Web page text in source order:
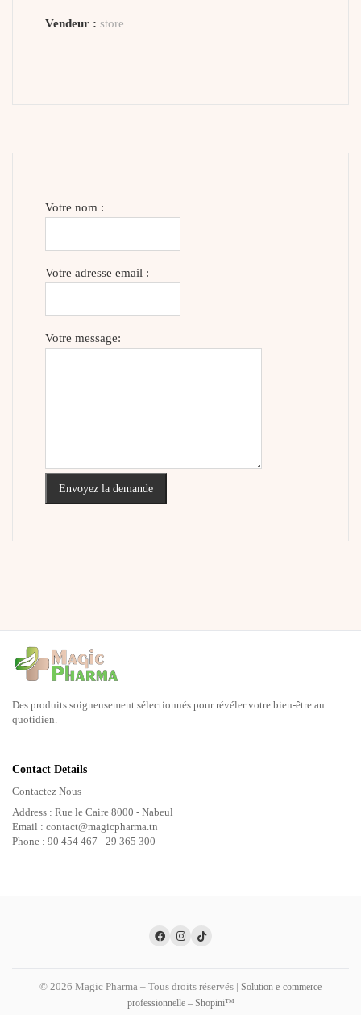
Vendeur : store
Votre nom :
Votre adresse email :
Votre message:
Envoyez la demande
Des produits soigneusement sélectionnés pour révéler votre bien-être au
quotidien.
Contact Details
Contactez Nous
Address : Rue le Caire 8000 - Nabeul
Email : contact@magicpharma.tn
Phone : 90 454 467 - 29 365 300
© 2026 Magic Pharma – Tous droits réservés | Solution e-commerce
professionnelle – Shopini™